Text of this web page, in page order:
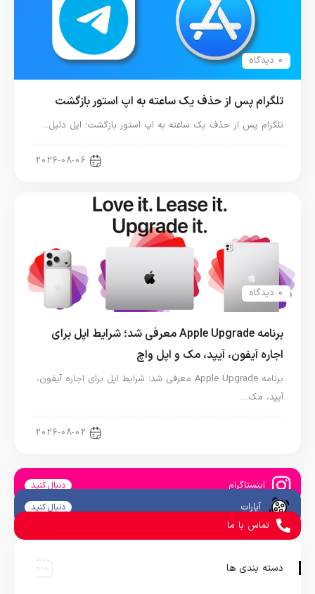
0 دیدگاه
تلگرام پس از حذف یک ساعته به اپ استور بازگشت
تلگرام پس از حذف یک ساعته به اپ استور بازگشت؛ اپل دلیل…
2026-08-06
0 دیدگاه
برنامه Apple Upgrade معرفی شد؛ شرایط اپل برای
اجاره آیفون، آیپد، مک و اپل واچ
برنامه Apple Upgrade معرفی شد؛ شرایط اپل برای اجاره آیفون،
آیپد، مک…
2026-08-02
اینستاگرام دنبال کنید
آپارات دنبال کنید
تماس با ما
دسته بندی ها